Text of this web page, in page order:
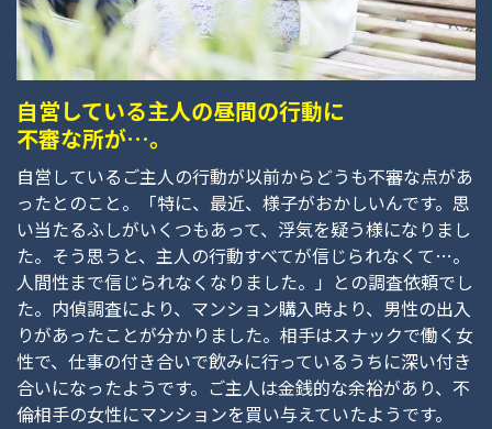
自営している主人の昼間の行動に
不審な所が…。
自営しているご主人の行動が以前からどうも不審な点があ
ったとのこと。「特に、最近、様子がおかしいんです。思
い当たるふしがいくつもあって、浮気を疑う様になりまし
た。そう思うと、主人の行動すべてが信じられなくて…。
人間性まで信じられなくなりました。」との調査依頼でし
た。内偵調査により、マンション購入時より、男性の出入
りがあったことが分かりました。相手はスナックで働く女
性で、仕事の付き合いで飲みに行っているうちに深い付き
合いになったようです。ご主人は金銭的な余裕があり、不
倫相手の女性にマンションを買い与えていたようです。